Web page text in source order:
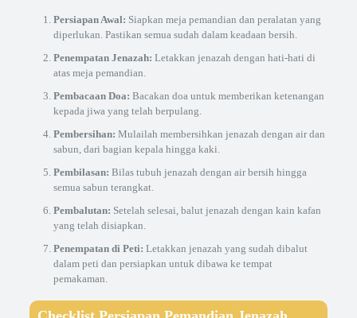
Persiapan Awal: Siapkan meja pemandian dan peralatan yang
diperlukan. Pastikan semua sudah dalam keadaan bersih.
Penempatan Jenazah: Letakkan jenazah dengan hati-hati di
atas meja pemandian.
Pembacaan Doa: Bacakan doa untuk memberikan ketenangan
kepada jiwa yang telah berpulang.
Pembersihan: Mulailah membersihkan jenazah dengan air dan
sabun, dari bagian kepala hingga kaki.
Pembilasan: Bilas tubuh jenazah dengan air bersih hingga
semua sabun terangkat.
Pembalutan: Setelah selesai, balut jenazah dengan kain kafan
yang telah disiapkan.
Penempatan di Peti: Letakkan jenazah yang sudah dibalut
dalam peti dan persiapkan untuk dibawa ke tempat
pemakaman.